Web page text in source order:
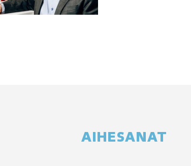
AIHESANAT